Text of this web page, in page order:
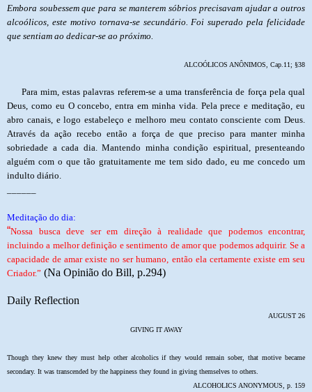
Embora soubessem que para se manterem sóbrios precisavam ajudar a outros
alcoólicos, este motivo tornava-se secundário. Foi superado pela felicidade
que sentiam ao dedicar-se ao próximo.
ALCOÓLICOS ANÔNIMOS, Cap.11; §38
Para mim, estas palavras referem-se a uma transferência de força pela qual
Deus, como eu O concebo, entra em minha vida. Pela prece e meditação, eu
abro canais, e logo estabeleço e melhoro meu contato consciente com Deus.
Através da ação recebo então a força de que preciso para manter minha
sobriedade a cada dia. Mantendo minha condição espiritual, presenteando
alguém com o que tão gratuitamente me tem sido dado, eu me concedo um
indulto diário.
Meditação do dia:
“Nossa busca deve ser em direção à realidade que podemos encontrar,
incluindo a melhor definição e sentimento de amor que podemos adquirir. Se a
capacidade de amar existe no ser humano, então ela certamente existe em seu
Criador.” (Na Opinião do Bill, p.294)
Daily Reflection
AUGUST 26
GIVING IT AWAY
Though they knew they must help other alcoholics if they would remain sober, that motive became
secondary. It was transcended by the happiness they found in giving themselves to others.
ALCOHOLICS ANONYMOUS, p. 159